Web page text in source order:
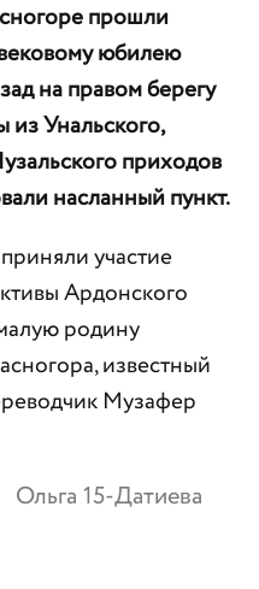
прошли
юбилею
на правом берегу
Унальского,
приходов
насланный пункт.
участие
Ардонского
родину
известный
Музафер
Ольга 15-Датиева